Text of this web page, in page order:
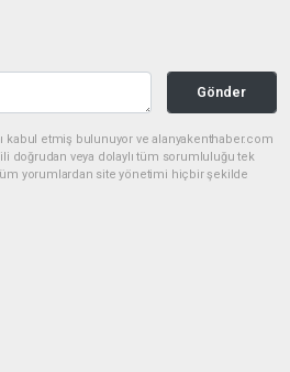
Gönder
kabul etmiş bulunuyor ve alanyakenthaber.com
doğrudan veya dolaylı tüm sorumluluğu tek
tüm yorumlardan site yönetimi hiçbir şekilde